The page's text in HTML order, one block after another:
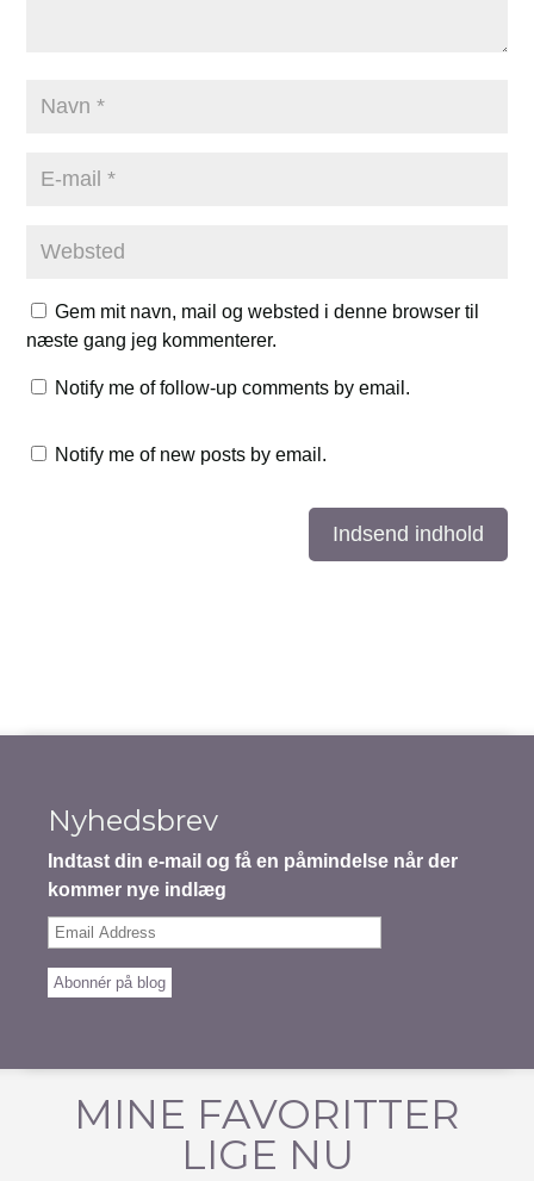
Gem mit navn, mail og websted i denne browser til
næste gang jeg kommenterer.
Notify me of follow-up comments by email.
Notify me of new posts by email.
Indsend indhold
Nyhedsbrev
Indtast din e-mail og få en påmindelse når der
kommer nye indlæg
Email
Abonnér på blog
MINE FAVORITTER
LIGE NU